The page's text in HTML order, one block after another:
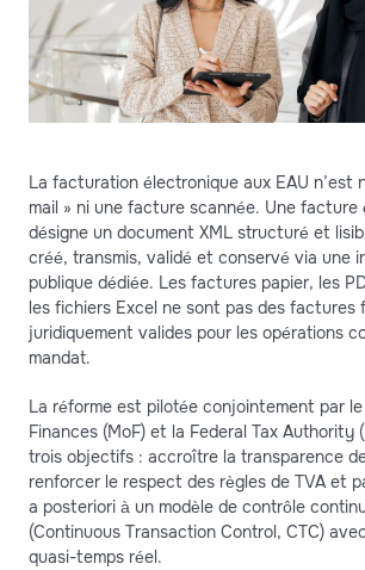
La facturation électronique aux EAU n’est
mail » ni une facture scannée. Une facture
désigne un document XML structuré et
créé, transmis, validé et conservé via une
publique dédiée. Les factures papier, les
les fichiers Excel ne sont pas des factures
juridiquement valides pour les opérations
mandat.
La réforme est pilotée conjointement par
Finances (MoF) et la Federal Tax Authority
trois objectifs : accroître la transparence
renforcer le respect des règles de TVA et
a posteriori à un modèle de contrôle
(Continuous Transaction Control, CTC)
quasi-temps réel.